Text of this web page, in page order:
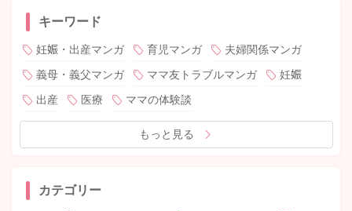
キーワード
妊娠・出産マンガ 育児マンガ
夫婦関係マンガ
義母・義父マンガ
ママ友トラブルマンガ
妊娠
出産
医療 ママの体験談
もっと見る
カテゴリー